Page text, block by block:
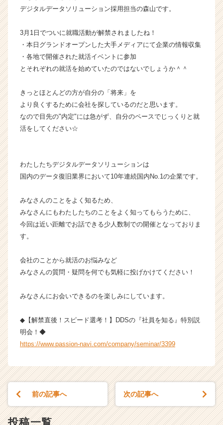
|
ン
チ
ャ
ー・
企
業
か
ウ
が
く
就
活
チ
ア
ャ
ア
e
C
デジタルデータソリューション採用担当の森山です。
3月1日でついに就職活動が解禁されましたね！
・本日グランドオープンした大手メディアにて企業の情報収集
・各地で開催された就活イベントに参加
とそれぞれの就活を始めていたのではないでしょうか＾＾
きっとほとんどの方が自分の「将来」を
より良くするために会社を探しているのだと思います。
なので目先の"内定"には急がず、自分のペースでじっくりと就
活をしてください☆
わたしたちデジタルデータソリューションは
国内のデータ復旧業界において10年連続国内No.1の企業です。
みなさんのことをよく知るため、
みなさんにもわたしたちのことをよく知ってもらうために、
今回は近い距離でお話できる少人数制での開催となっておりま
す。
会社のことから就活のお悩みなど
みなさんの質問・疑問を何でも気軽に投げかけてください！
みなさんにお会いできるのを楽しみにしています。
◆【解禁直後！スピード選考！】DDSの『社員を知る』特別説
明会！◆
https://www.passion-navi.com/company/seminar/3399
前の記事へ 次の記事へ
投稿一覧